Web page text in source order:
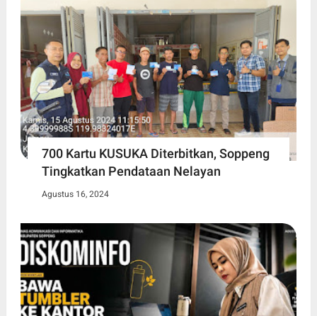
700 Kartu KUSUKA Diterbitkan, Soppeng
Tingkatkan Pendataan Nelayan
Agustus 16, 2024